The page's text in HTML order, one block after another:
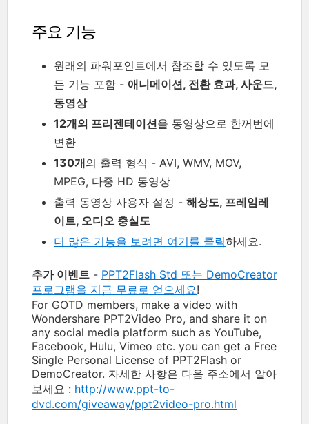
주요 기능
원래의 파워포인트에서 참조할 수 있도록 모
든 기능 포함 - 애니메이션, 전환 효과, 사운드,
동영상
12개의 프리젠테이션을 동영상으로 한꺼번에
변환
130개의 출력 형식 - AVI, WMV, MOV,
MPEG, 다중 HD 동영상
출력 동영상 사용자 설정 - 해상도, 프레임레
이트, 오디오 충실도
더 많은 기능을 보려면 여기를 클릭하세요.
추가 이벤트 - PPT2Flash Std 또는 DemoCreator
프로그램을 지금 무료로 얻으세요!
For GOTD members, make a video with
Wondershare PPT2Video Pro, and share it on
any social media platform such as YouTube,
Facebook, Hulu, Vimeo etc. you can get a Free
Single Personal License of PPT2Flash or
DemoCreator. 자세한 사항은 다음 주소에서 알아
보세요 : http://www.ppt-to-
dvd.com/giveaway/ppt2video-pro.html